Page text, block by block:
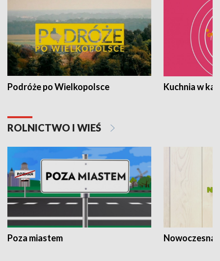
Podróże po Wielkopolsce Kuchnia w
ROLNICTWO I WIEŚ
Poza miastem Nowoczesna